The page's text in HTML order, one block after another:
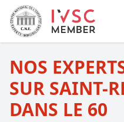
NOS
SUR SAINT-
DANS LE 60